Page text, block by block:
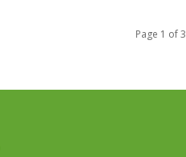
Page 1 of 3